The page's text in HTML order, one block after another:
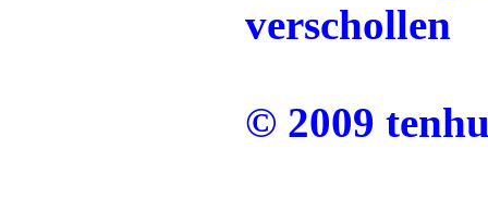
verschollen
© 2009